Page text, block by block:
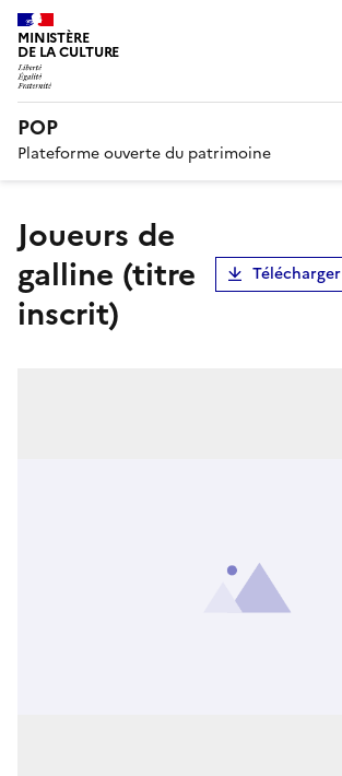
MINISTÈRE
DE LA CULTURE
POP
Plateforme ouverte du patrimoine
Joueurs de
galline (titre
inscrit)
Télécharger